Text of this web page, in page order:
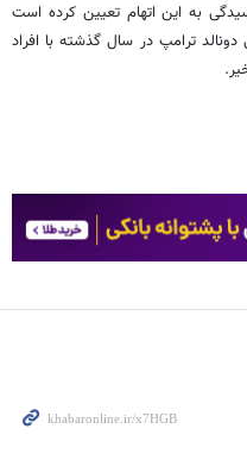
به این اتهام تعیین کرده است
دونالد ترامپ در سال گذشته با افراد